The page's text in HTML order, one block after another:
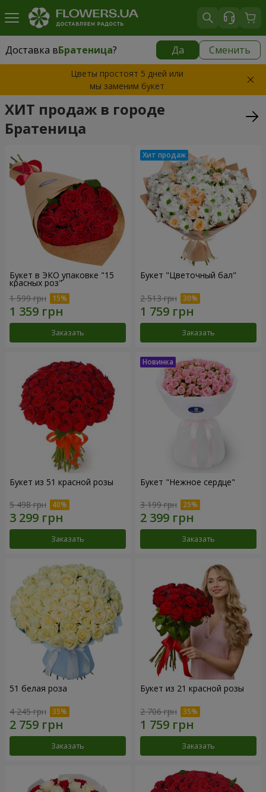
Доставка вБратеница? Да Сменить
Доставка вБратеница|
Цветы простоят 5 дней или
мы заменим букет
ХИТ продаж в городе
Братеница
Букет в ЭКО упаковке "15
красных роз"
1 599 грн
Заказать
Букет "Цветочный бал"
2 513 грн
Заказать
Букет из 51 красной розы
5 498 грн
Заказать
Букет "Нежное сердце"
3 199 грн
Заказать
51 белая роза
4 245 грн
Заказать
Букет из 21 красной розы
2 706 грн
Заказать